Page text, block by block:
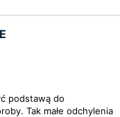
podstawą do
Tak małe odchylenia